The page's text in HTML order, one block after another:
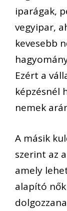
iparágak,
vegyipar,
kevesebb
Ezért a
képzésnél
nemek
A másik
szerint az
amely
alapító